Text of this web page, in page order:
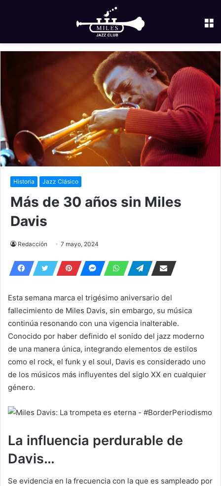
Historia Jazz Clásico
Más de 30 años sin Miles
Davis
Redacción 7 mayo, 2024
Esta semana marca el trigésimo aniversario del
fallecimiento de Miles Davis, sin embargo, su música
continúa resonando con una vigencia inalterable.
Conocido por haber definido el sonido del jazz moderno
de una manera única, integrando elementos de estilos
como el rock, el funk y el soul, Davis es considerado uno
de los músicos más influyentes del siglo XX en cualquier
género.
La influencia perdurable de
Davis…
Se evidencia en la frecuencia con la que es sampleado por